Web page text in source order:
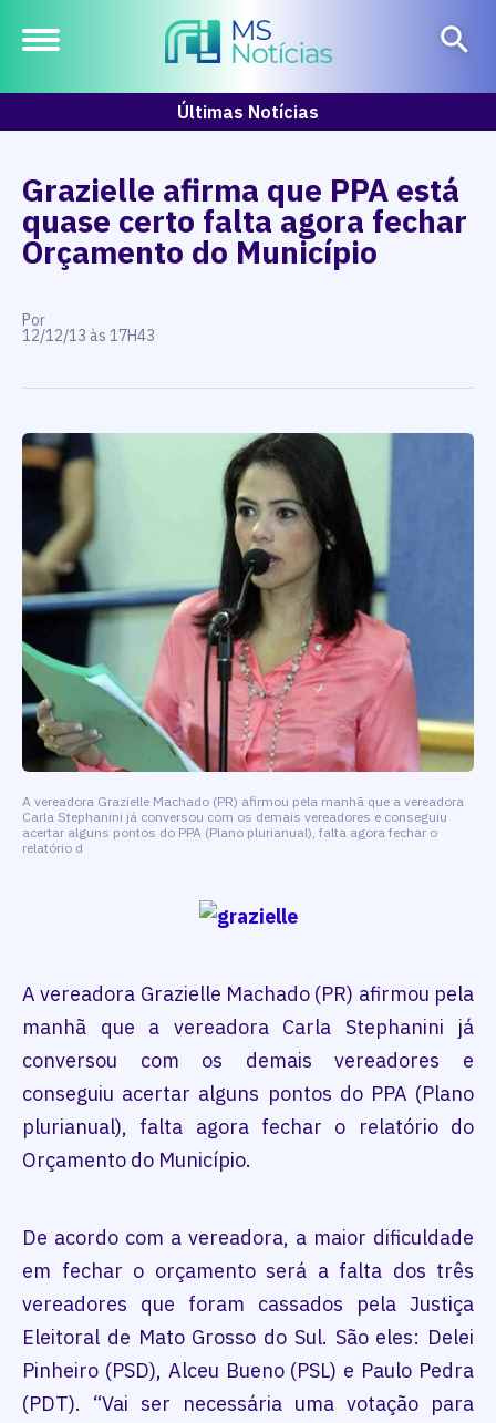
Últimas Notícias
Grazielle afirma que PPA está
quase certo falta agora fechar
Orçamento do Município
Por
12/12/13 às 17H43
A vereadora Grazielle Machado (PR) afirmou pela manhã que a vereadora
Carla Stephanini já conversou com os demais vereadores e conseguiu
acertar alguns pontos do PPA (Plano plurianual), falta agora fechar o
relatório d
A vereadora Grazielle Machado (PR) afirmou pela
manhã que a vereadora Carla Stephanini já
conversou com os demais vereadores e
conseguiu acertar alguns pontos do PPA (Plano
plurianual), falta agora fechar o relatório do
Orçamento do Município.
De acordo com a vereadora, a maior dificuldade
em fechar o orçamento será a falta dos três
vereadores que foram cassados pela Justiça
Eleitoral de Mato Grosso do Sul. São eles: Delei
Pinheiro (PSD), Alceu Bueno (PSL) e Paulo Pedra
(PDT). “Vai ser necessária uma votação para